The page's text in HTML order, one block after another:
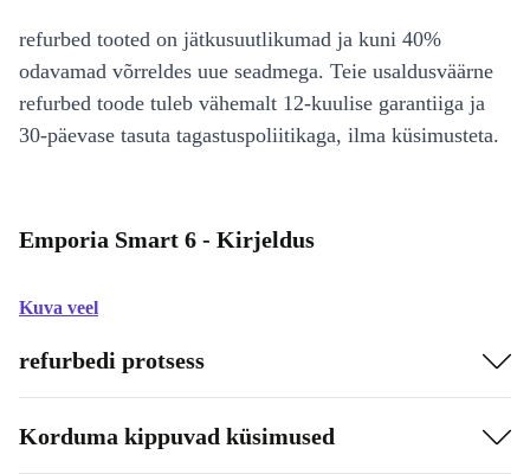
refurbed tooted on jätkusuutlikumad ja kuni 40%
odavamad võrreldes uue seadmega. Teie usaldusväärne
refurbed toode tuleb vähemalt 12-kuulise garantiiga ja
30-päevase tasuta tagastuspoliitikaga, ilma küsimusteta.
Emporia Smart 6 - Kirjeldus
Kuva veel
refurbedi protsess
Korduma kippuvad küsimused